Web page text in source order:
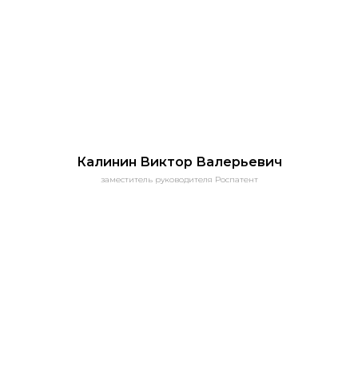
Калинин Виктор Валерьевич
заместитель руководителя Роспатент